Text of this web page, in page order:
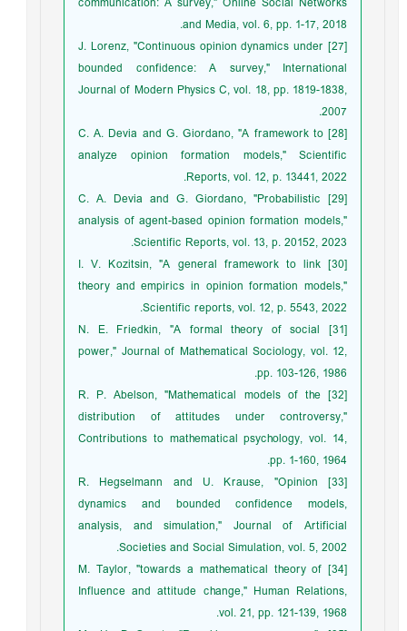
and Media, vol. 6, pp. 1-17, 2018.
[27] J. Lorenz, "Continuous opinion dynamics under
bounded confidence: A survey," International
Journal of Modern Physics C, vol. 18, pp. 1819-1838,
2007.
[28] C. A. Devia and G. Giordano, "A framework to
analyze opinion formation models," Scientific
Reports, vol. 12, p. 13441, 2022.
[29] C. A. Devia and G. Giordano, "Probabilistic
analysis of agent-based opinion formation models,"
Scientific Reports, vol. 13, p. 20152, 2023.
[30] I. V. Kozitsin, "A general framework to link
theory and empirics in opinion formation models,"
Scientific reports, vol. 12, p. 5543, 2022.
[31] N. E. Friedkin, "A formal theory of social
power," Journal of Mathematical Sociology, vol. 12,
pp. 103-126, 1986.
[32] R. P. Abelson, "Mathematical models of the
distribution of attitudes under controversy,"
Contributions to mathematical psychology, vol. 14,
pp. 1-160, 1964.
[33] R. Hegselmann and U. Krause, "Opinion
dynamics and bounded confidence models,
analysis, and simulation," Journal of Artificial
Societies and Social Simulation, vol. 5, 2002.
[34] M. Taylor, "towards a mathematical theory of
Influence and attitude change," Human Relations,
vol. 21, pp. 121-139, 1968.